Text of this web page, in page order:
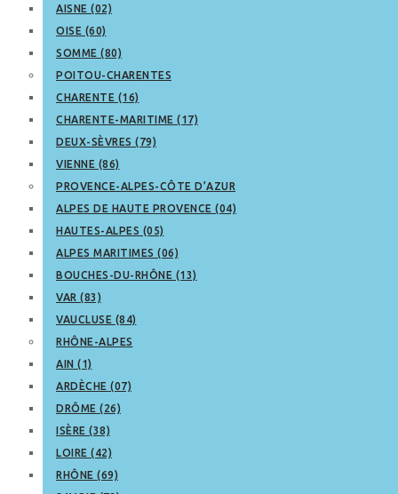
AISNE (02)
OISE (60)
SOMME (80)
POITOU-CHARENTES
CHARENTE (16)
CHARENTE-MARITIME (17)
DEUX-SÈVRES (79)
VIENNE (86)
PROVENCE-ALPES-CÔTE D’AZUR
ALPES DE HAUTE PROVENCE (04)
HAUTES-ALPES (05)
ALPES MARITIMES (06)
BOUCHES-DU-RHÔNE (13)
VAR (83)
VAUCLUSE (84)
RHÔNE-ALPES
AIN (1)
ARDÈCHE (07)
DRÔME (26)
ISÈRE (38)
LOIRE (42)
RHÔNE (69)